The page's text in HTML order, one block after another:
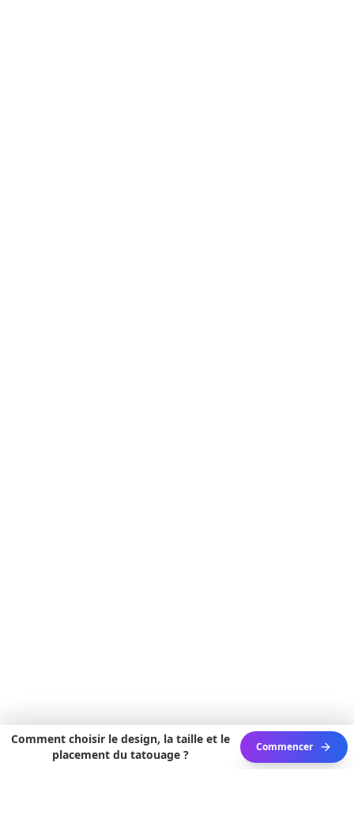
Comment choisir le design, la taille et le
placement du tatouage ?
Commencer